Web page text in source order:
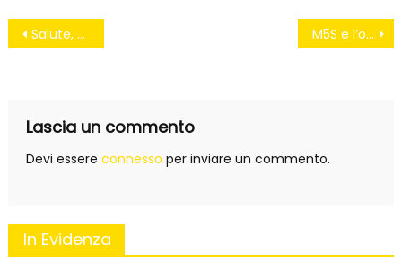
Navigazione
Salute, Ambiente, Futuro!! M5S e l’opposizione vera (a cui ci eravamo disabituati)
Lascia un commento
Devi essere connesso per inviare un commento.
In Evidenza